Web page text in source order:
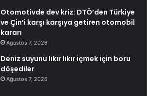
Otomotivde dev kriz: DTÖ’den Türkiye
ve Çin’i karşı karşıya getiren otomobil
kararı
Ağustos 7, 2026
Deniz suyunu lıkır lıkır içmek için boru
döşediler
Ağustos 7, 2026